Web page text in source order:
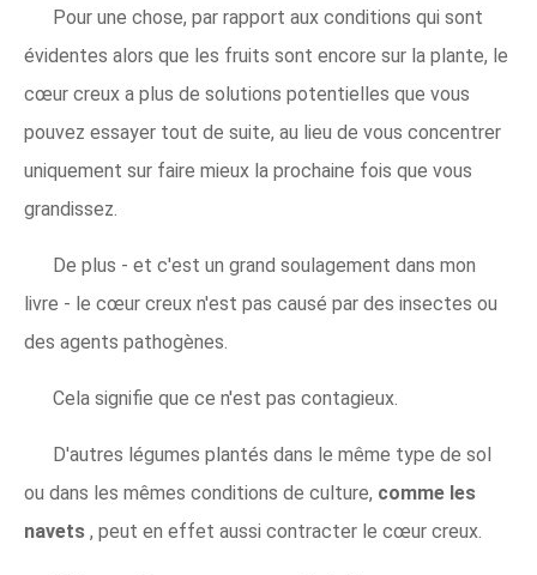
Pour une chose, par rapport aux conditions qui sont
évidentes alors que les fruits sont encore sur la plante, le
cœur creux a plus de solutions potentielles que vous
pouvez essayer tout de suite, au lieu de vous concentrer
uniquement sur faire mieux la prochaine fois que vous
grandissez.
De plus - et c'est un grand soulagement dans mon
livre - le cœur creux n'est pas causé par des insectes ou
des agents pathogènes.
Cela signifie que ce n'est pas contagieux.
D'autres légumes plantés dans le même type de sol
ou dans les mêmes conditions de culture, comme les
navets , peut en effet aussi contracter le cœur creux.